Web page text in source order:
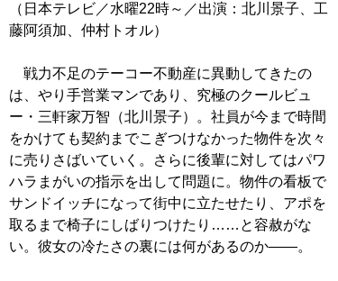
（日本テレビ／水曜22時～／出演：北川景子、工
藤阿須加、仲村トオル）
戦力不足のテーコー不動産に異動してきたの
は、やり手営業マンであり、究極のクールビュ
ー・三軒家万智（北川景子）。社員が今まで時間
をかけても契約までこぎつけなかった物件を次々
に売りさばいていく。さらに後輩に対してはパワ
ハラまがいの指示を出して問題に。物件の看板で
サンドイッチになって街中に立たせたり、アポを
取るまで椅子にしばりつけたり……と容赦がな
い。彼女の冷たさの裏には何があるのか――。